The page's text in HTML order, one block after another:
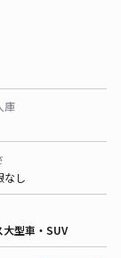
庫
なし
大型車・SUV